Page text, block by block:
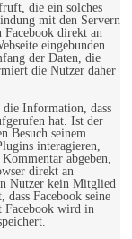
die ein solches
mit den Servern
direkt an
eingebunden.
der Daten, die
die Nutzer daher
Information, dass
hat. Ist der
Besuch seinem
interagieren,
abgeben,
direkt an
Nutzer kein Mitglied
Facebook seine
Facebook wird in